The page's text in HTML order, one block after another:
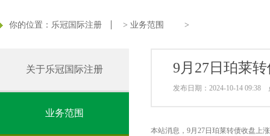
你的位置： 乐冠国际注册 > 业务范围 >
关于乐冠国际注册
业务范围
9月27日珀莱
发布日期：2024-10-14 09:38
本站消息，9月27日珀莱转债收盘上